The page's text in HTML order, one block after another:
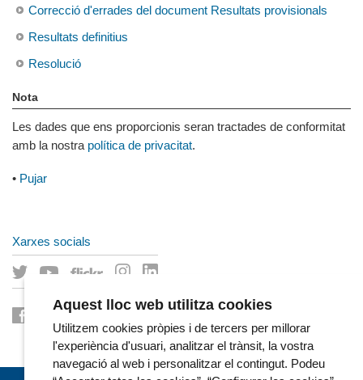
Correcció d'errades del document Resultats provisionals
Resultats definitius
Resolució
Nota
Les dades que ens proporcionis seran tractades de conformitat
amb la nostra política de privacitat.
• Pujar
Xarxes socials
Aquest lloc web utilitza cookies
Utilitzem cookies pròpies i de tercers per millorar
l'experiència d'usuari, analitzar el trànsit, la vostra
navegació al web i personalitzar el contingut. Podeu